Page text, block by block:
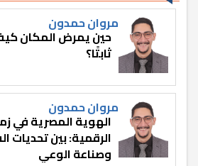
مروان حمدون
حين يمرض المكان
ثابتًا؟
مروان حمدون
الهوية المصرية في
الرقمية: بين تحديات
وصناعة الوعي